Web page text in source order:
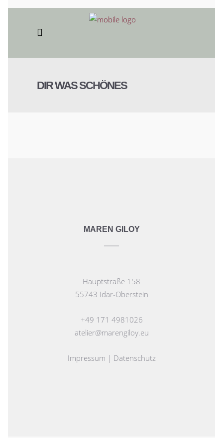
DIR WAS SCHÖNES
MAREN GILOY
Hauptstraße 158
55743 Idar-Oberstein
+49 171 4981026
atelier@marengiloy.eu
Impressum | Datenschutz